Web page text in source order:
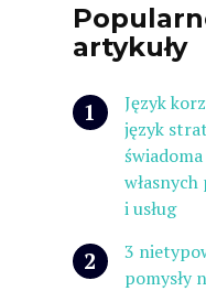
artykuły
Język
język
i usług
3
pomysły